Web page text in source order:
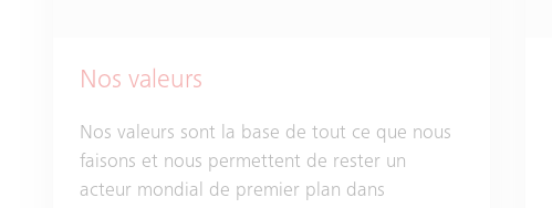
Nos valeurs
Nos valeurs sont la base de tout ce que nous
faisons et nous permettent de rester un
acteur mondial de premier plan dans